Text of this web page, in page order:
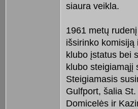
siaura veikla.
1961 metų rudenį
išsirinko komisiją
klubo įstatus bei
klubo steigiamąjį
Steigiamasis
Gulfport, šalia
Domicelės ir